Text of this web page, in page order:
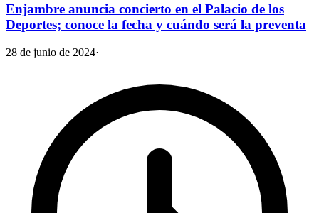
Enjambre anuncia concierto en el Palacio de los
Deportes; conoce la fecha y cuándo será la preventa
28 de junio de 2024·